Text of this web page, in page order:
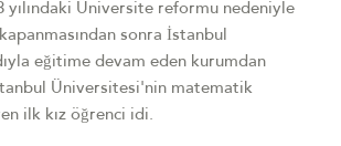
yılındaki Üniversite reformu nedeniyle
sonra İstanbul
eğitime devam eden kurumdan
Üniversitesi'nin matematik
ilk kız öğrenci idi.